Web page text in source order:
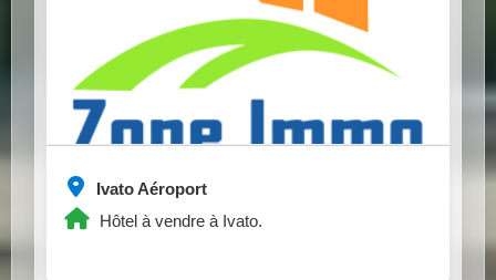
Ivato Aéroport
Hôtel à vendre à Ivato.